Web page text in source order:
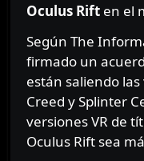
Oculus Rift en el
Según The
firmado un
están saliendo las
Creed y Splinter
versiones VR de
Oculus Rift sea